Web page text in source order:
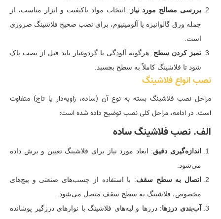
بررسی مصالح مورد نیاز : انتخاب مواد باکیفیت و ابزار مناسب، از
جمله ورق گالوانیزه یا آلومینیوم، برای نصب صحیح فلاشینگ ضروری
است.
تمیز کردن سطح: هرگونه آلودگی یا گردوغبار باید قبل از نصب پاک
شود تا فلاشینگ کاملاً به سطح بچسبد.
نصب انواع فلاشینگ
مراحل نصب فلاشینگ بسته به نوع آن (ساده، زاویه‌دار یا تاج) متفاوت
است. در ادامه، مراحل کلی نصب توضیح داده شده است:
الف. نصب فلاشینگ ساده
اندازه‌گیری دقیق: ابعاد مورد نیاز برای فلاشینگ تعیین و برش داده
می‌شود.
اتصال به سطح سقف: با استفاده از چسب‌های صنعتی و پیچ‌های
مخصوص، فلاشینگ به سطح سقف متصل می‌شود.
آب‌بندی درزها: درزها و لبه‌های فلاشینگ با نوارهای درزگیر پوشانده